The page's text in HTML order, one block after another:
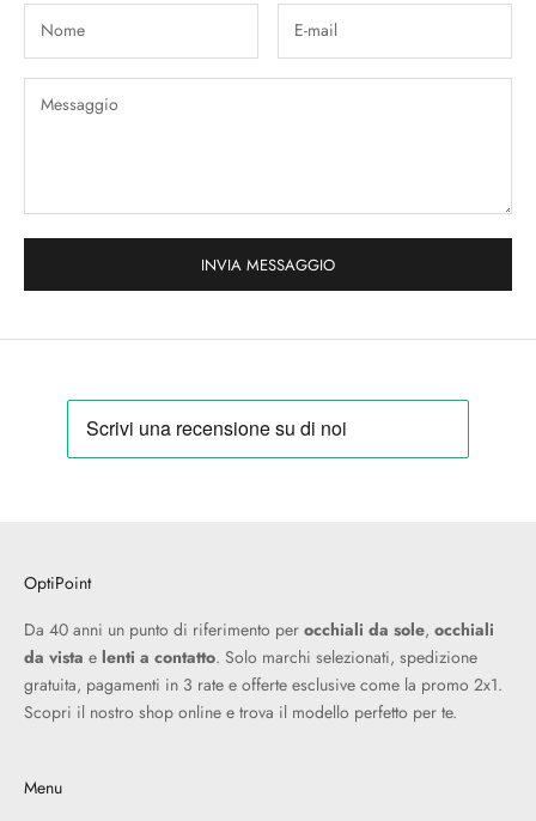
INVIA MESSAGGIO
OptiPoint
Da 40 anni un punto di riferimento per occhiali da sole, occhiali
da vista e lenti a contatto. Solo marchi selezionati, spedizione
gratuita, pagamenti in 3 rate e offerte esclusive come la promo 2x1.
Scopri il nostro shop online e trova il modello perfetto per te.
Menu